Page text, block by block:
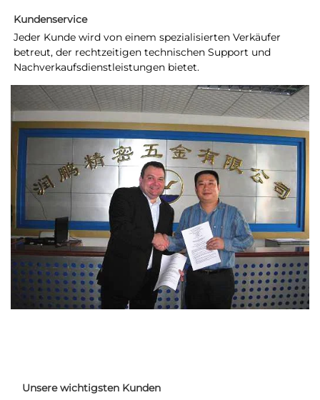
Kundenservice
Jeder Kunde wird von einem spezialisierten Verkäufer
betreut, der rechtzeitigen technischen Support und
Nachverkaufsdienstleistungen bietet.
Unsere wichtigsten Kunden